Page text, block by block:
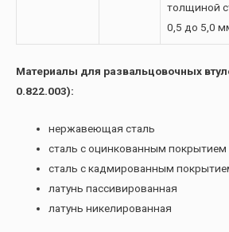
толщиной
0,5 до 5,0
Материалы для развальцовочных
0.822.003):
нержавеющая сталь
сталь с оцинкованным покрытием
сталь с кадмированным
латунь пассивированная
латунь никелированная